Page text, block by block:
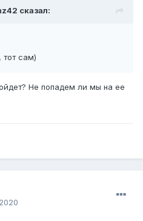
сказал:
тот сам)
Не попадем ли мы на ее